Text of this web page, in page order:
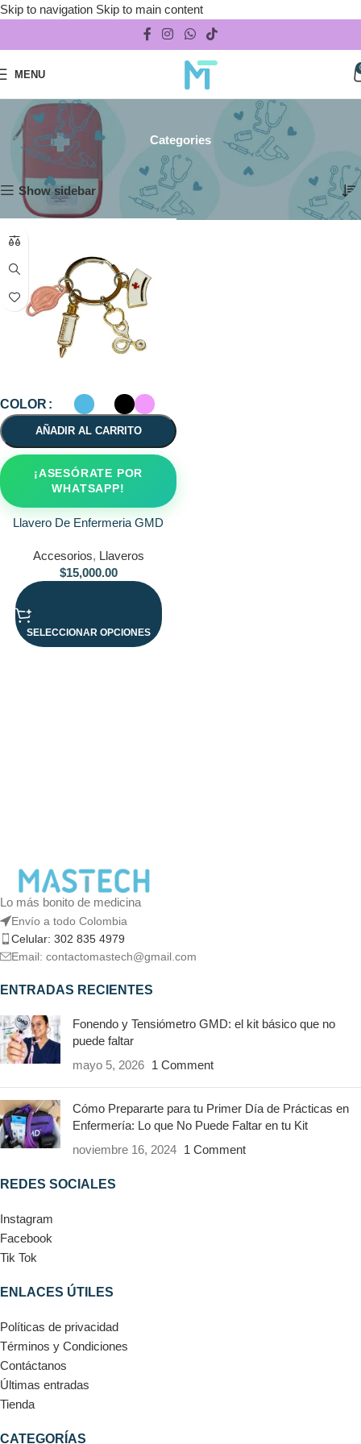
Skip to navigation Skip to main content
MENU
Llaveros
Categories
Inicio/ Accesorios Mostrando el único resultado
Show sidebar
COLOR
AÑADIR AL CARRITO
¡ASESÓRATE POR
WHATSAPP!
Llavero De Enfermeria GMD
Accesorios, Llaveros
$15,000.00
SELECCIONAR OPCIONES
Lo más bonito de medicina
Envío a todo Colombia
Celular: 302 835 4979
Email: contactomastech@gmail.com
ENTRADAS RECIENTES
Fonendo y Tensiómetro GMD: el kit básico que no
puede faltar
mayo 5, 2026 1 Comment
Cómo Prepararte para tu Primer Día de Prácticas en
Enfermería: Lo que No Puede Faltar en tu Kit
noviembre 16, 2024 1 Comment
REDES SOCIALES
Instagram
Facebook
Tik Tok
ENLACES ÚTILES
Políticas de privacidad
Términos y Condiciones
Contáctanos
Últimas entradas
Tienda
CATEGORÍAS